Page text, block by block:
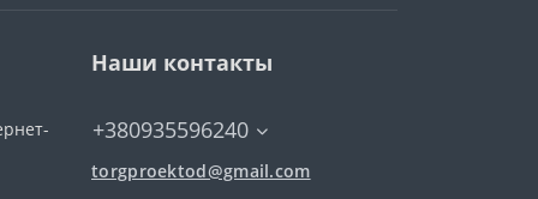
Наши контакты
+380935596240
torgproektod@gmail.com